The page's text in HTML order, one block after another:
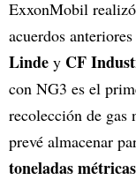
ExxonMobil
acuerdos
Linde y CF
con NG3 es el
recolección de gas
prevé almacenar
toneladas